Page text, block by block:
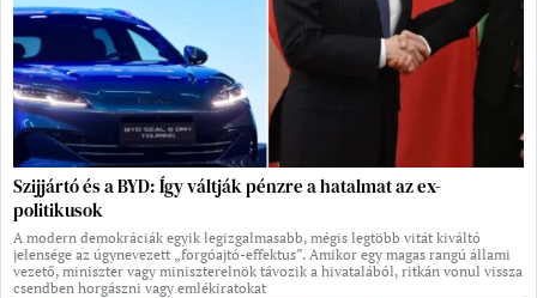
Szijjártó és a BYD: Így váltják pénzre a hatalmat az ex-
politikusok
A modern demokráciák egyik legizgalmasabb, mégis legtöbb vitát kiváltó
jelensége az úgynevezett „forgóajtó-effektus”. Amikor egy magas rangú állami
vezető, miniszter vagy miniszterelnök távozik a hivatalából, ritkán vonul vissza
csendben horgászni vagy emlékiratokat